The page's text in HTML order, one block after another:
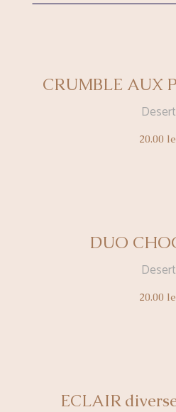
CRUMBLE AUX
Desert
20.00
DUO
Desert
20.00
ECLAIR